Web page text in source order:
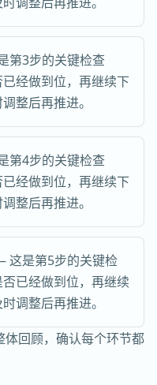
第3步的关键检查
经做到位，再继续下
整后再推进。
第4步的关键检查
经做到位，再继续下
整后再推进。
这是第5步的关键检
已经做到位，再继续
调整后再推进。
回顾，确认每个环节都